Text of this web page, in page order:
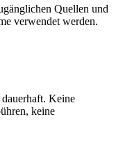
Quellen und
verwendet werden.
Keine
keine